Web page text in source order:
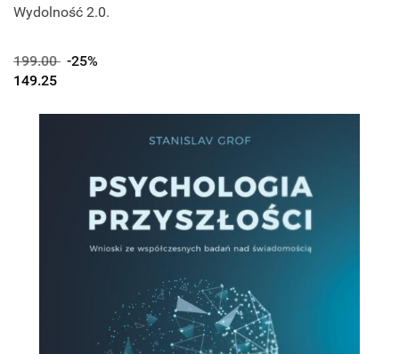
Wydolność 2.0.
199.00 -25%
149.25